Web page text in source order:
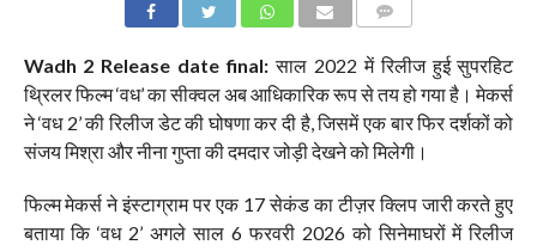
Wadh 2 Release date final: साल 2022 में रिलीज हुई सुपरहिट
थ्रिलर फिल्म ‘वध’ का सीक्वल अब आधिकारिक रूप से तय हो गया है। मेकर्स
ने ‘वध 2’ की रिलीज डेट की घोषणा कर दी है, जिसमें एक बार फिर दर्शकों को
संजय मिश्रा और नीना गुप्ता की दमदार जोड़ी देखने को मिलेगी।
फिल्म मेकर्स ने इंस्टाग्राम पर एक 17 सेकंड का टीज़र क्लिप जारी करते हुए
बताया कि ‘वध 2’ अगले साल 6 फरवरी 2026 को सिनेमाघरों में रिलीज